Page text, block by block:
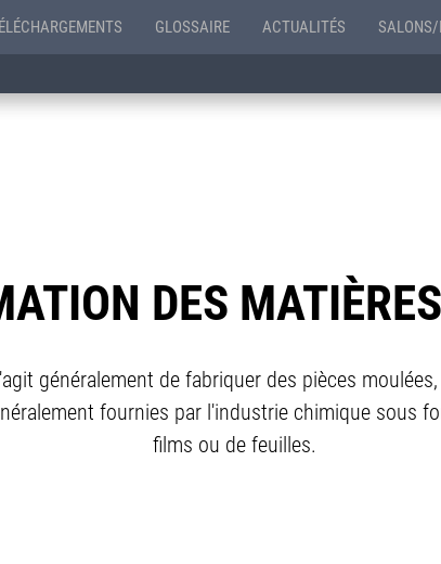
GLOSSAIRE ACTUALITÉS SALONS/
DES
généralement de fabriquer des pièces
fournies par l'industrie chimique sous
films ou de feuilles.